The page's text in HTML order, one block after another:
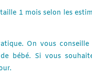
1 mois selon les
On vous conseille
bébé. Si vous